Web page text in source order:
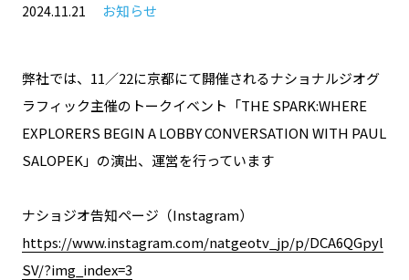
2024.11.21 お知らせ
弊社では、11／22に京都にて開催されるナショナルジオグ
ラフィック主催のトークイベント「THE SPARK:WHERE
EXPLORERS BEGIN A LOBBY CONVERSATION WITH PAUL
SALOPEK」の演出、運営を行っています
ナショジオ告知ページ（Instagram）
https://www.instagram.com/natgeotv_jp/p/DCA6QGpyl
SV/?img_index=3